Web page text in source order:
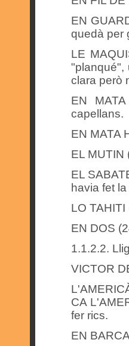
EN
quedà per
LE
"planqué",
clara però
EN
capellans.
EN MATA
EL MUTIN
EL
havia fet
LO
EN DOS
1.1.2.2.
VICTOR
CA
fer rics.
EN